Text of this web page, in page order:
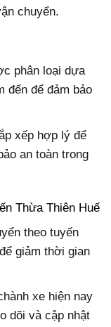
chuyển.
phân loại dựa
đến để đảm bảo
xếp hợp lý để
an toàn trong
Thừa Thiên Huế
theo tuyến
giảm thời gian
xe hiện nay
dõi và cập nhật